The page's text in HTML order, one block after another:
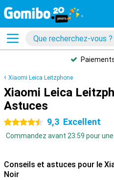
Xiaomi Leica Leitzphone
Xiaomi Leica
Astuces
4.5 étoiles 9,3 Excellent
Commandez avant 23:59 pour
Conseils et astuces pour le
Noir